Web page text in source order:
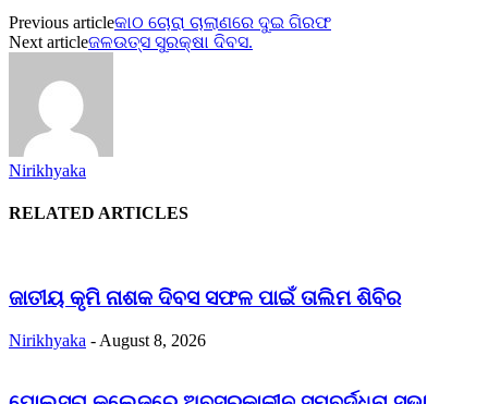
Previous articleକାଠ ଚୋରା ଚାଲାଣରେ ଦୁଇ ଗିରଫ
Next articleଜଳଉତ୍ସ ସୁରକ୍ଷା ଦିବସ.
Nirikhyaka
RELATED ARTICLES
ଜାତୀୟ କୃମି ନାଶକ ଦିବସ ସଫଳ ପାଇଁ ତାଲିମ ଶିବିର
Nirikhyaka - August 8, 2026